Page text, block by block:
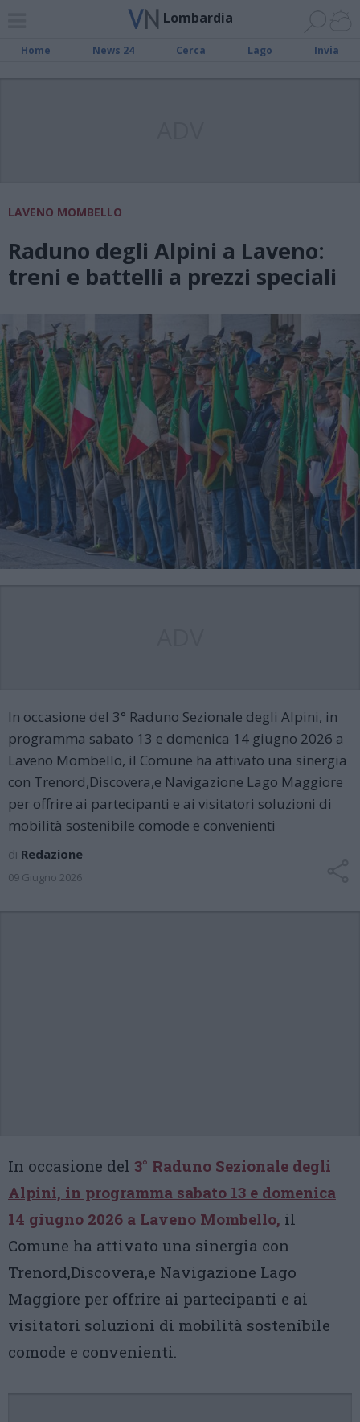
Lombardia
Home News 24 Cerca Lago Invia
LAVENO MOMBELLO
Raduno degli Alpini a Laveno:
treni e battelli a prezzi speciali
In occasione del 3° Raduno Sezionale degli Alpini, in
programma sabato 13 e domenica 14 giugno 2026 a
Laveno Mombello, il Comune ha attivato una sinergia
con Trenord,Discovera,e Navigazione Lago Maggiore
per offrire ai partecipanti e ai visitatori soluzioni di
mobilità sostenibile comode e convenienti
di Redazione
09 Giugno 2026
In occasione del 3° Raduno Sezionale degli
Alpini, in programma sabato 13 e domenica
14 giugno 2026 a Laveno Mombello, il
Comune ha attivato una sinergia con
Trenord,Discovera,e Navigazione Lago
Maggiore per offrire ai partecipanti e ai
visitatori soluzioni di mobilità sostenibile
comode e convenienti.